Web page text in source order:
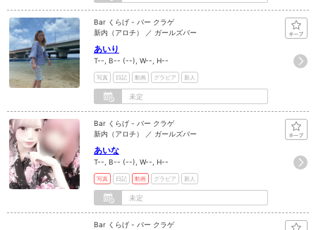
Bar くらげ - バー クラゲ
新内（アロチ） ／ ガールズバー
あいり
T--, B-- (--), W--, H--
写真 日記 動画 グラビア 新人
未定
Bar くらげ - バー クラゲ
新内（アロチ） ／ ガールズバー
あいな
T--, B-- (--), W--, H--
写真 日記 動画 グラビア 新人
未定
Bar くらげ - バー クラゲ